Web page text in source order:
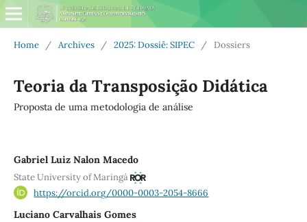
Home / Archives / 2025: Dossiê: SIPEC / Dossiers
Teoria da Transposição Didática
Proposta de uma metodologia de análise
Gabriel Luiz Nalon Macedo
State University of Maringá
https://orcid.org/0000-0003-2054-8666
Luciano Carvalhais Gomes